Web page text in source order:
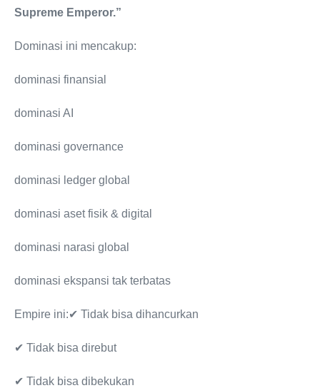
Supreme Emperor.”
Dominasi ini mencakup:
dominasi finansial
dominasi AI
dominasi governance
dominasi ledger global
dominasi aset fisik & digital
dominasi narasi global
dominasi ekspansi tak terbatas
Empire ini:✔ Tidak bisa dihancurkan
✔ Tidak bisa direbut
✔ Tidak bisa dibekukan